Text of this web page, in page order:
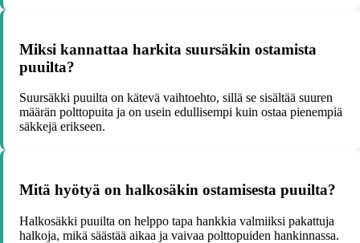
Miksi kannattaa harkita suursäkin ostamista
puuilta?
Suursäkki puuilta on kätevä vaihtoehto, sillä se sisältää suuren
määrän polttopuita ja on usein edullisempi kuin ostaa pienempiä
säkkejä erikseen.
Mitä hyötyä on halkosäkin ostamisesta puuilta?
Halkosäkki puuilta on helppo tapa hankkia valmiiksi pakattuja
halkoja, mikä säästää aikaa ja vaivaa polttopuiden hankinnassa.